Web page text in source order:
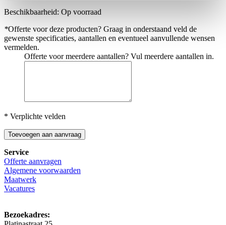
Beschikbaarheid: Op voorraad
*Offerte voor deze producten? Graag in onderstaand veld de
gewenste specificaties, aantallen en eventueel aanvullende wensen
vermelden.
Offerte voor meerdere aantallen? Vul meerdere aantallen in.
* Verplichte velden
Toevoegen aan aanvraag
Service
Offerte aanvragen
Algemene voorwaarden
Maatwerk
Vacatures
Bezoekadres: